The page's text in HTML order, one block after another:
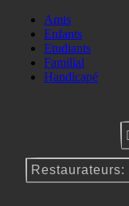
Amis
Enfants
Etudiants
Familial
Handicapé